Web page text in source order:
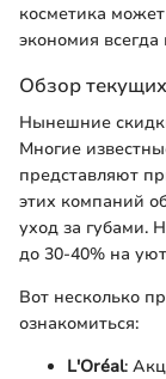
косметика
экономия всегда
Обзор
Нынешние
Многие
представляют
этих компаний
уход за губами.
до 30-40% на
Вот несколько
ознакомиться:
L'Oréal: